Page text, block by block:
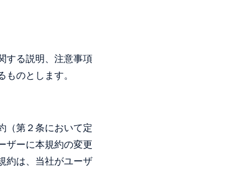
する説明、注意事項
のとします。
（第２条において定
ザーに本規約の変更
約は、当社がユーザ